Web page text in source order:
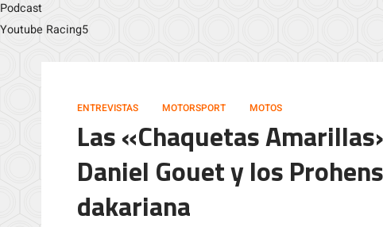
Podcast
Youtube Racing5
ENTREVISTAS MOTORSPORT MOTOS
Las «Chaquetas
Daniel Gouet y los
dakariana